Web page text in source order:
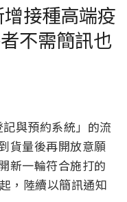
接種高端疫
不需簡訊也
與預約系統」的流
貨量後再開放意願
新一輪符合施打的
，陸續以簡訊通知